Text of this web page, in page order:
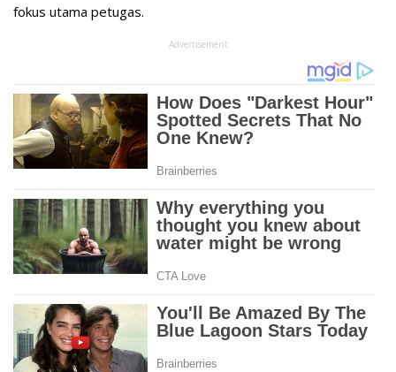
fokus utama petugas.
Advertisement